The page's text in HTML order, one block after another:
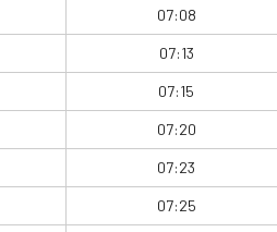
07:08
07:13
07:15
07:20
07:23
07:25